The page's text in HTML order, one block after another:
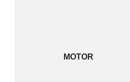
MOTOR